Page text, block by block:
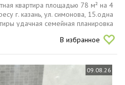
квартира площадью 78 м² на 4
г. казань, ул. симонова, 15.одна
удачная семейная планировка
спальни 18,3 и 21,5 м² и...
В избранное
09.08.26